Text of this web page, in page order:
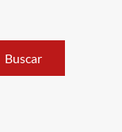
Buscar